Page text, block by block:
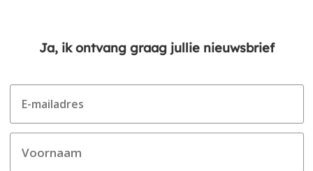
Ja, ik ontvang graag jullie nieuwsbrief